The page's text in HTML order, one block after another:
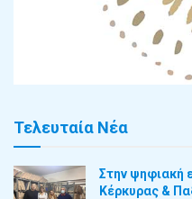
Τελευταία Νέα
Στην ψηφιακή
Κέρκυρας &